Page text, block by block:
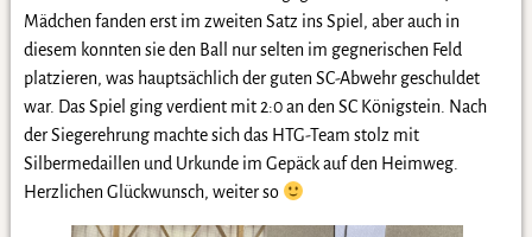
Mädchen fanden erst im zweiten Satz ins Spiel, aber auch in
diesem konnten sie den Ball nur selten im gegnerischen Feld
platzieren, was hauptsächlich der guten SC-Abwehr geschuldet
war. Das Spiel ging verdient mit 2:0 an den SC Königstein. Nach
der Siegerehrung machte sich das HTG-Team stolz mit
Silbermedaillen und Urkunde im Gepäck auf den Heimweg.
Herzlichen Glückwunsch, weiter so